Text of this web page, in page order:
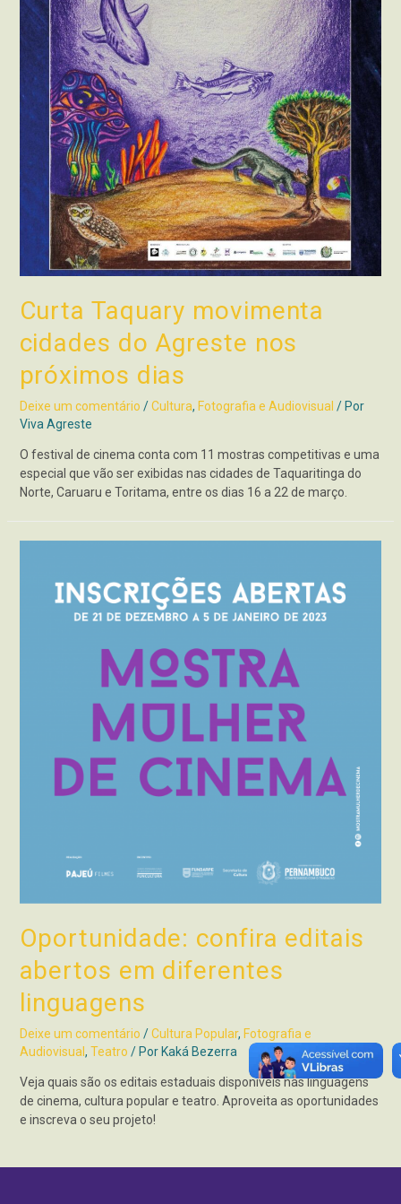
Curta Taquary movimenta
cidades do Agreste nos
próximos dias
Deixe um comentário /Cultura, Fotografia e Audiovisual / Por
Viva Agreste
O festival de cinema conta com 11 mostras competitivas e uma
especial que vão ser exibidas nas cidades de Taquaritinga do
Norte, Caruaru e Toritama, entre os dias 16 a 22 de março.
Oportunidade: confira editais
abertos em diferentes
linguagens
Deixe um comentário /Cultura Popular, Fotografia e
Audiovisual , Teatro / Por Kaká Bezerra
Veja quais são os editais estaduais disponíveis nas linguagens
de cinema, cultura popular e teatro. Aproveita as oportunidades
e inscreva o seu projeto!